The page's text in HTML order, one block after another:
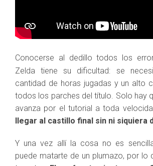
Conocerse al dedillo todos los
Zelda tiene su dificultad: se
cantidad de horas jugadas y un alto
todos los parches del título. Solo hay
avanza por el tutorial a toda
llegar al castillo final sin ni siquiera
Y una vez allí la cosa no es
puede matarte de un plumazo, por lo